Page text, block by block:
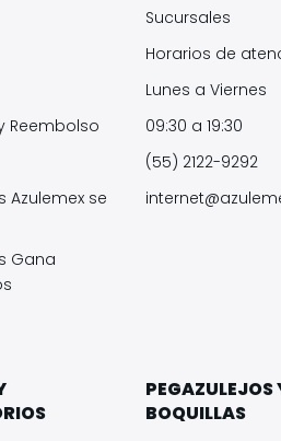
Reembolso
Azulemex se
Gana
Sucursales
Horarios de
Lunes a Viernes
09:30 a 19:30
(55) 2122-9292
PEGAZULEJOS
BOQUILLAS